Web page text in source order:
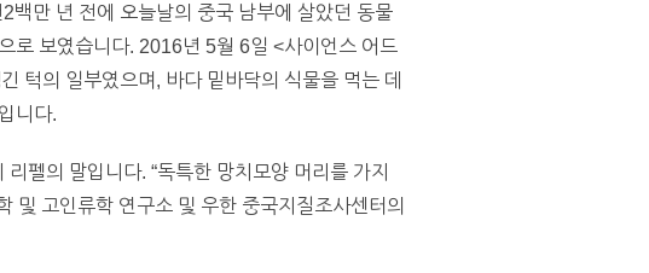
백만 년 전에 오늘날의 중국 남부에 살았던 동물
로 보였습니다. 2016년 5월 6일 <사이언스 어드
턱의 일부였으며, 바다 밑바닥의 식물을 먹는 데
니다.
펠의 말입니다. “독특한 망치모양 머리를 가지
및 고인류학 연구소 및 우한 중국지질조사센터의